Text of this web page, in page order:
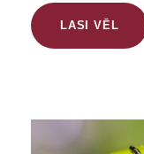
LASI VĒL